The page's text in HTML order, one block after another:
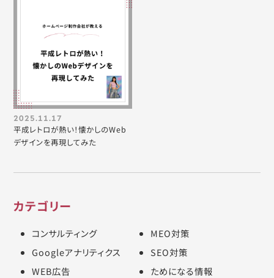
2025.11.17
平成レトロが熱い！懐かしのWeb
デザインを再現してみた
カテゴリー
コンサルティング
MEO対策
Googleアナリティクス
SEO対策
WEB広告
ためになる情報